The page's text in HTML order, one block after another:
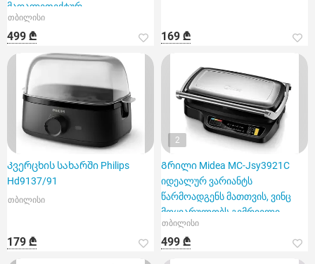
მაღალეფექტურ
მოწყობილობას
თბილისი
499 ₾ 169 ₾
Კვერცხის სახარში Philips
Hd9137/91
თბილისი
179 ₾
2
Გრილი Midea MC-Jsy3921C
იდეალურ ვარიანტს
წარმოადგენს მათთვის, ვინც
მოყვარულობს გემრიელი
კერძების სწრ
თბილისი
499 ₾